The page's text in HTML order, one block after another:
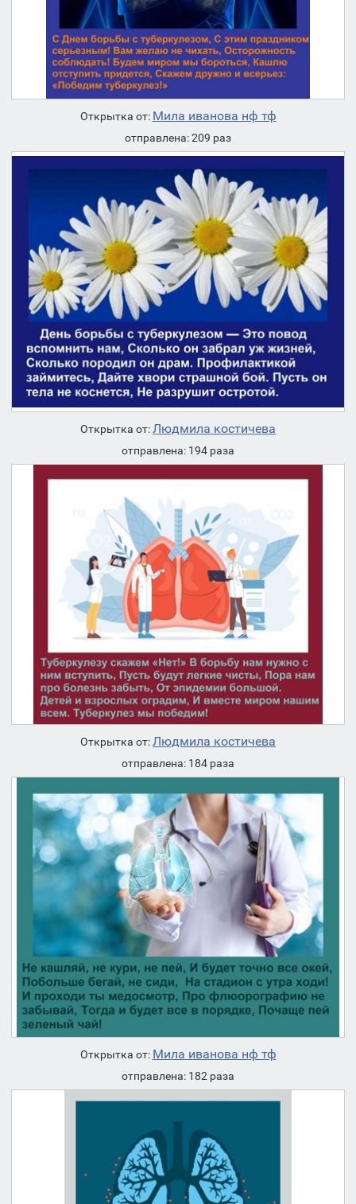
Открытка от: Мила иванова нф тф
отправлена: 209 раз
Открытка от:Людмила костичева
отправлена: 194 раза
Открытка от:Людмила костичева
отправлена: 184 раза
Открытка от: Мила иванова нф тф
отправлена: 182 раза